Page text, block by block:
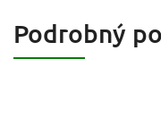
Podrobný